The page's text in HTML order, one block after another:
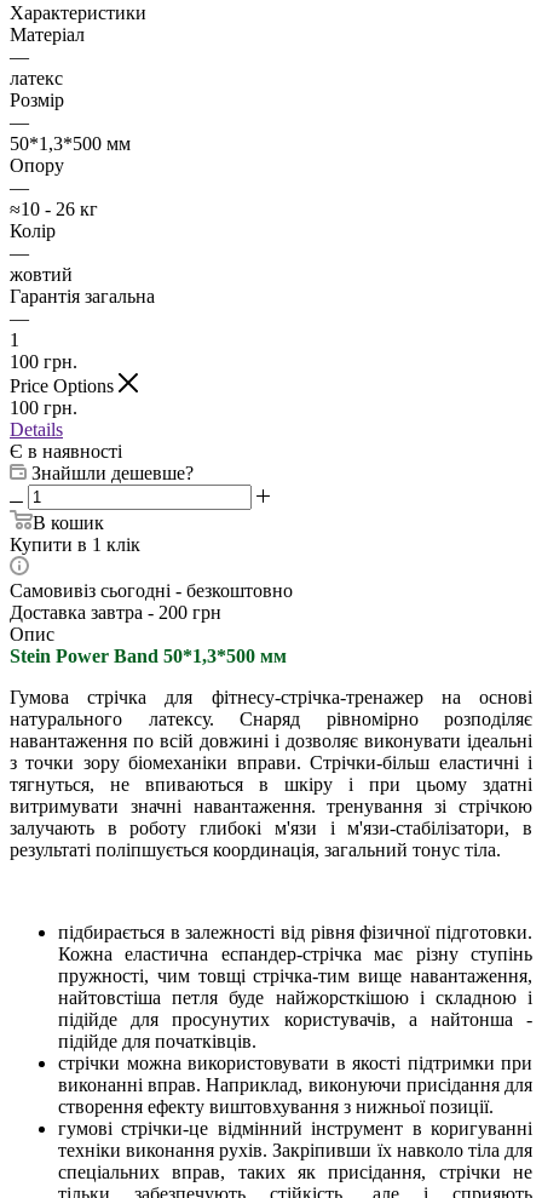
Характеристики
Матеріал
—
латекс
Розмір
—
50*1,3*500 мм
Опору
—
≈10 - 26 кг
Колір
—
жовтий
Гарантія загальна
—
1
100 грн.
Price Options
100 грн.
Details
Є в наявності
Знайшли дешевше?
В кошик
Купити в 1 клік
Самовивіз сьогодні - безкоштовно
Доставка завтра - 200 грн
Опис
Stein Power Band 50*1,3*500 мм
Гумова стрічка для фітнесу-стрічка-тренажер на основі
натурального латексу. Снаряд рівномірно розподіляє
навантаження по всій довжині і дозволяє виконувати ідеальні
з точки зору біомеханіки вправи. Стрічки-більш еластичні і
тягнуться, не впиваються в шкіру і при цьому здатні
витримувати значні навантаження. тренування зі стрічкою
залучають в роботу глибокі м'язи і м'язи-стабілізатори, в
результаті поліпшується координація, загальний тонус тіла.
підбирається в залежності від рівня фізичної підготовки.
Кожна еластична еспандер-стрічка має різну ступінь
пружності, чим товщі стрічка-тим вище навантаження,
найтовстіша петля буде найжорсткішою і складною і
підійде для просунутих користувачів, а найтонша -
підійде для початківців.
стрічки можна використовувати в якості підтримки при
виконанні вправ. Наприклад, виконуючи присідання для
створення ефекту виштовхування з нижньої позиції.
гумові стрічки-це відмінний інструмент в коригуванні
техніки виконання рухів. Закріпивши їх навколо тіла для
спеціальних вправ, таких як присідання, стрічки не
тільки забезпечують стійкість, але і сприяють